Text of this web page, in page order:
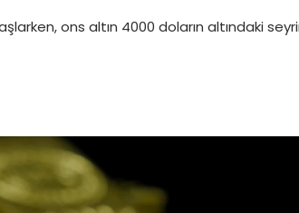
ons altın 4000 doların altındaki